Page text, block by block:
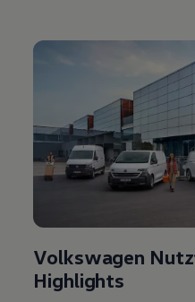
Volkswagen
Highlights